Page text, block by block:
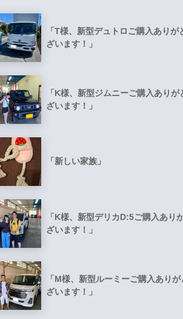
「T様、新型デュトロご購入ありが
ざいます！」
「K様、新型ジムニーご購入ありが
ざいます！」
「新しい家族」
「K様、新型デリカD:5ご購入あり
ざいます！」
「M様、新型ルーミーご購入あり
ざいます！」